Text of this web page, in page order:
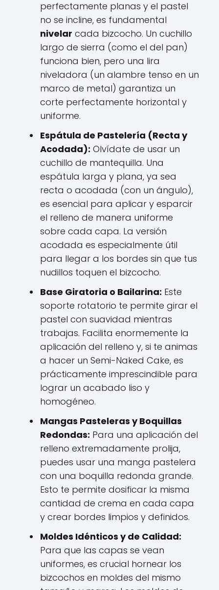
perfectamente planas y el pastel
no se incline, es fundamental
nivelar cada bizcocho. Un cuchillo
largo de sierra (como el del pan)
funciona bien, pero una lira
niveladora (un alambre tenso en un
marco de metal) garantiza un
corte perfectamente horizontal y
uniforme.
Espátula de Pastelería (Recta y
Acodada): Olvídate de usar un
cuchillo de mantequilla. Una
espátula larga y plana, ya sea
recta o acodada (con un ángulo),
es esencial para aplicar y esparcir
el relleno de manera uniforme
sobre cada capa. La versión
acodada es especialmente útil
para llegar a los bordes sin que tus
nudillos toquen el bizcocho.
Base Giratoria o Bailarina: Este
soporte rotatorio te permite girar el
pastel con suavidad mientras
trabajas. Facilita enormemente la
aplicación del relleno y, si te animas
a hacer un Semi-Naked Cake, es
prácticamente imprescindible para
lograr un acabado liso y
homogéneo.
Mangas Pasteleras y Boquillas
Redondas: Para una aplicación del
relleno extremadamente prolija,
puedes usar una manga pastelera
con una boquilla redonda grande.
Esto te permite dosificar la misma
cantidad de crema en cada capa
y crear bordes limpios y definidos.
Moldes Idénticos y de Calidad:
Para que las capas se vean
uniformes, es crucial hornear los
bizcochos en moldes del mismo